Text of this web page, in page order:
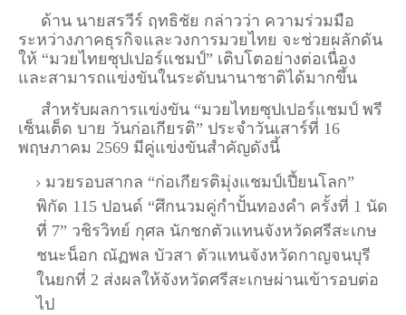
ด้าน นายสรวีร์ ฤทธิชัย กล่าวว่า ความร่วมมือ
ระหว่างภาคธุรกิจและวงการมวยไทย จะช่วยผลักดัน
ให้ “มวยไทยซุปเปอร์แชมป์” เติบโตอย่างต่อเนื่อง
และสามารถแข่งขันในระดับนานาชาติได้มากขึ้น
สำหรับผลการแข่งขัน “มวยไทยซุปเปอร์แชมป์ พรี
เซ็นเต็ด บาย วันก่อเกียรติ” ประจำวันเสาร์ที่ 16
พฤษภาคม 2569 มีคู่แข่งขันสำคัญดังนี้
มวยรอบสากล “ก่อเกียรติมุ่งแชมป์เปี้ยนโลก”
พิกัด 115 ปอนด์ “ศึกนวมคู่กำปั้นทองคำ ครั้งที่ 1 นัด
ที่ 7” วชิรวิทย์ กุศล นักชกตัวแทนจังหวัดศรีสะเกษ
ชนะน็อก ณัฏพล บัวสา ตัวแทนจังหวัดกาญจนบุรี
ในยกที่ 2 ส่งผลให้จังหวัดศรีสะเกษผ่านเข้ารอบต่อ
ไป